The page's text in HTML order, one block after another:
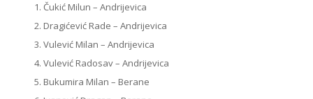
Čukić Milun – Andrijevica
Dragićević Rade – Andrijevica
Vulević Milan – Andrijevica
Vulević Radosav – Andrijevica
Bukumira Milan – Berane